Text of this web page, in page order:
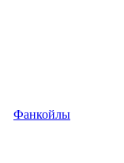
Фанкойлы